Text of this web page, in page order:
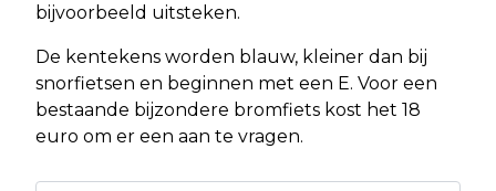
bijvoorbeeld uitsteken.
De kentekens worden blauw, kleiner dan bij
snorfietsen en beginnen met een E. Voor een
bestaande bijzondere bromfiets kost het 18
euro om er een aan te vragen.